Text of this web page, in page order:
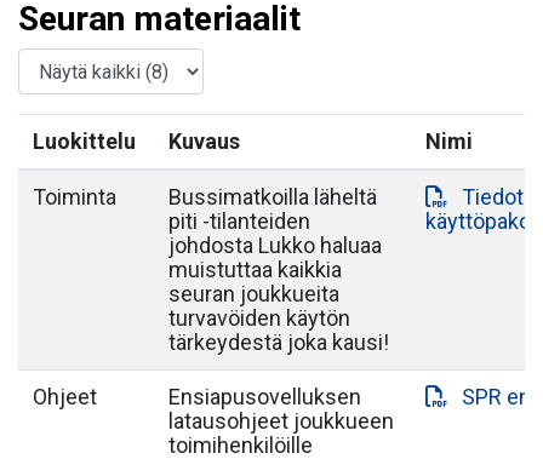
Seuran materiaalit
Luokittelu Kuvaus Nimi
Toiminta
Bussimatkoilla läheltä
piti -tilanteiden
johdosta Lukko haluaa
muistuttaa kaikkia
seuran joukkueita
turvavöiden käytön
tärkeydestä joka kausi!
Tiedote
Ohjeet
Ensiapusovelluksen
latausohjeet joukkueen
toimihenkilöille
SPR